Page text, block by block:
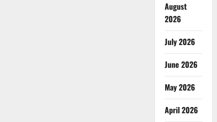
August
2026
July 2026
June 2026
May 2026
April 2026